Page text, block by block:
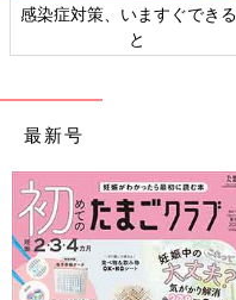
感染症対策、いますぐでき
と
最新号